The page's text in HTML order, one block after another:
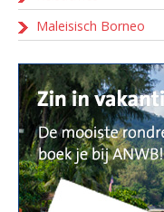
Maleisisch Borneo